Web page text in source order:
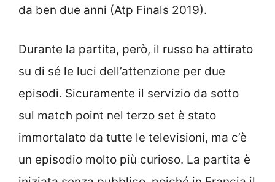
da ben due anni (Atp Finals 2019).
Durante la partita, però, il russo ha attirato
su di sé le luci dell’attenzione per due
episodi. Sicuramente il servizio da sotto
sul match point nel terzo set è stato
immortalato da tutte le televisioni, ma c’è
un episodio molto più curioso. La partita è